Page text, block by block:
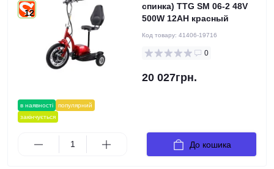
в наявності
популярний
закінчується
12
спинка) TTG SM 06-2 48V
500W 12AH красный
Код товару: 41406-19716
0
20 027грн.
До кошика